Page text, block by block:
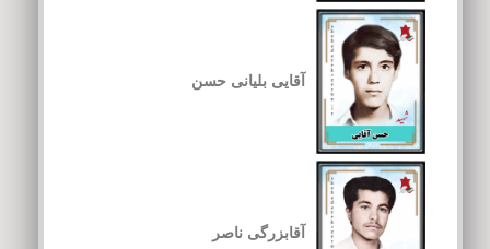
آقایی بلیانی حسن
آقابزرگی ناصر